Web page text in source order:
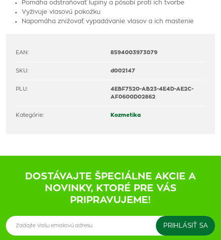
Pomáha odstraňovať lupiny a pôsobí proti ich tvorbe
Vyživuje vlasovú pokožku
Napomáha znižovať vypadávanie vlasov a ich mastenie
EAN: 8594003973079
SKU: d002147
PLU:
4EBF7520-AB23-4E4D-AE2C-
AF0600D02862
Kategórie: Kozmetika
DOSTÁVAJTE ŠPECIÁLNE AKCIE A
NOVINKY, KTORÉ PRE VÁS
PRIPRAVUJEME!